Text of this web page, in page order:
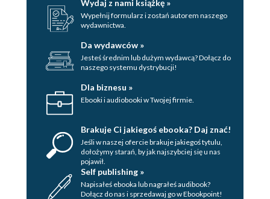
Wydaj z nami książkę »
Wypełnij formularz i zostań autorem naszego
wydawnictwa.
Da wydawców »
Jesteś średnim lub dużym wydawcą? Dołącz do
naszego systemu dystrybucji!
Dla biznesu »
Ebooki i audiobooki w Twojej firmie.
Brakuje Ci jakiegoś ebooka? Daj znać!
Jeśli w naszej ofercie brakuje jakiegoś tytulu,
dołożymy starań, by jak najszybciej się u nas
pojawił.
Self publishing »
Napisałeś ebooka lub nagrałeś audibook?
Dołącz do nas i sprzedawaj go w Ebookpoint!